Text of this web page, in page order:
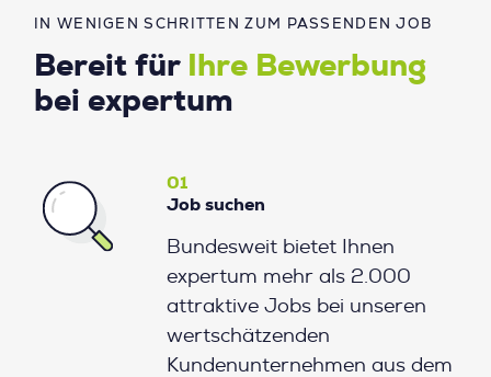
IN WENIGEN SCHRITTEN ZUM PASSENDEN JOB
Bereit für
Ihre Bewerbung
bei expertum
01
Job suchen
Bundesweit bietet Ihnen
expertum mehr als 2.000
attraktive Jobs bei unseren
wertschätzenden
Kundenunternehmen aus dem